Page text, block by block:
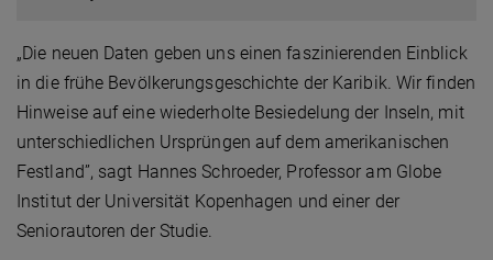
„Die neuen Daten geben uns einen faszinierenden Einblick
in die frühe Bevölkerungsgeschichte der Karibik. Wir finden
Hinweise auf eine wiederholte Besiedelung der Inseln, mit
unterschiedlichen Ursprüngen auf dem amerikanischen
Festland”, sagt Hannes Schroeder, Professor am Globe
Institut der Universität Kopenhagen und einer der
Seniorautoren der Studie.